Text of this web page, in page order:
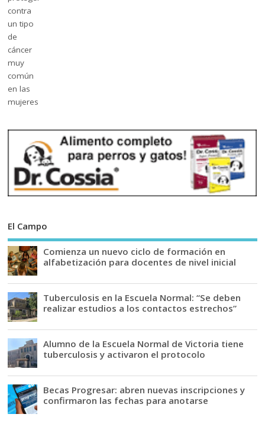
El Campo
Comienza un nuevo ciclo de formación en
alfabetización para docentes de nivel inicial
Tuberculosis en la Escuela Normal: “Se deben
realizar estudios a los contactos estrechos”
Alumno de la Escuela Normal de Victoria tiene
tuberculosis y activaron el protocolo
Becas Progresar: abren nuevas inscripciones y
confirmaron las fechas para anotarse